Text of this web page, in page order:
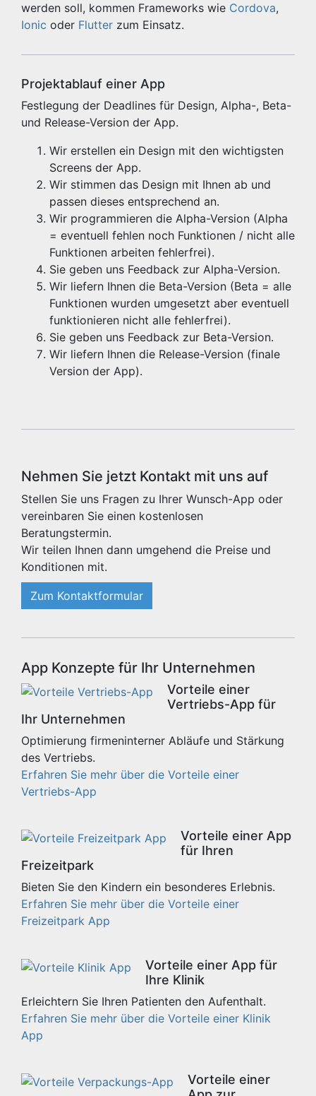
werden soll, kommen Frameworks wie Cordova,
Ionic oder Flutter zum Einsatz.
Projektablauf einer App
Festlegung der Deadlines für Design, Alpha-, Beta-
und Release-Version der App.
Wir erstellen ein Design mit den wichtigsten
Screens der App.
Wir stimmen das Design mit Ihnen ab und
passen dieses entsprechend an.
Wir programmieren die Alpha-Version (Alpha
= eventuell fehlen noch Funktionen / nicht alle
Funktionen arbeiten fehlerfrei).
Sie geben uns Feedback zur Alpha-Version.
Wir liefern Ihnen die Beta-Version (Beta = alle
Funktionen wurden umgesetzt aber eventuell
funktionieren nicht alle fehlerfrei).
Sie geben uns Feedback zur Beta-Version.
Wir liefern Ihnen die Release-Version (finale
Version der App).
Nehmen Sie jetzt Kontakt mit uns auf
Stellen Sie uns Fragen zu Ihrer Wunsch-App oder
vereinbaren Sie einen kostenlosen
Beratungstermin.
Wir teilen Ihnen dann umgehend die Preise und
Konditionen mit.
Zum Kontaktformular
App Konzepte für Ihr Unternehmen
Vorteile einer
Vertriebs-App für
Ihr Unternehmen
Optimierung firmeninterner Abläufe und Stärkung
des Vertriebs.
Erfahren Sie mehr über die Vorteile einer
Vertriebs-App
Vorteile einer App
für Ihren
Freizeitpark
Bieten Sie den Kindern ein besonderes Erlebnis.
Erfahren Sie mehr über die Vorteile einer
Freizeitpark App
Vorteile einer App für
Ihre Klinik
Erleichtern Sie Ihren Patienten den Aufenthalt.
Erfahren Sie mehr über die Vorteile einer Klinik
App
Vorteile einer